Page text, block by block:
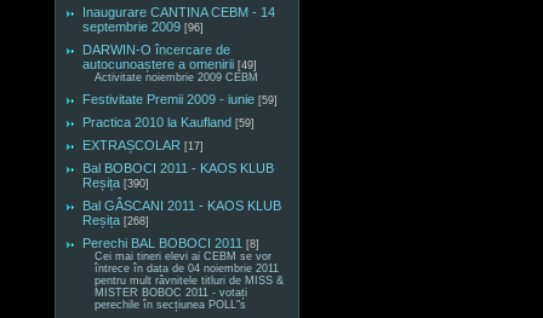
Inaugurare CANTINA CEBM - 14
septembrie 2009 [96]
DARWIN-O încercare de
autocunoaștere a omenirii [49]
Activitate noiembrie 2009 CEBM
Festivitate Premii 2009 - iunie [59]
Practica 2010 la Kaufland [59]
EXTRAȘCOLAR [17]
Bal BOBOCI 2011 - KAOS KLUB
Reșița [390]
Bal GÂSCANI 2011 - KAOS KLUB
Reșița [268]
Perechi BAL BOBOCI 2011 [8]
Cei mai tineri elevi ai CEBM se vor
întrece în data de 04 noiembrie 2011
pentru mult râvnitele titluri de MISS &
MISTER BOBOC 2011 - votați
perechile în secțiunea POLL"s